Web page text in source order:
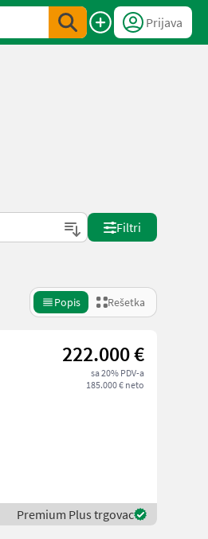
Prijava
Filtri
Popis Rešetka
222.000 €
sa 20% PDV-a
185.000 € neto
Premium Plus trgovac